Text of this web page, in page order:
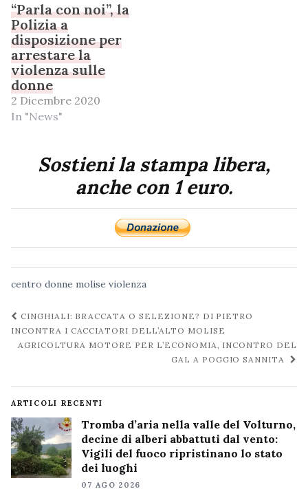
“Parla con noi”, la
Polizia a
disposizione per
arrestare la
violenza sulle
donne
2 Dicembre 2020
In "News"
Sostieni la stampa libera,
anche con 1 euro.
centro donne molise violenza
Navigazione
post
CINGHIALI: BRACCATA O SELEZIONE? DI PIETRO
INCONTRA I CACCIATORI DELL’ALTO MOLISE
AGRICOLTURA MOTORE PER L’ECONOMIA, INCONTRO DEL
GAL A POGGIO SANNITA
ARTICOLI RECENTI
Tromba d’aria nella valle del Volturno,
decine di alberi abbattuti dal vento:
Vigili del fuoco ripristinano lo stato
dei luoghi
07 AGO 2026